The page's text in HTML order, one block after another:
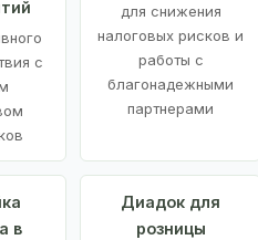
с
для снижения
налоговых рисков и
работы с
благонадежными
партнерами
в
Диадок для
розницы